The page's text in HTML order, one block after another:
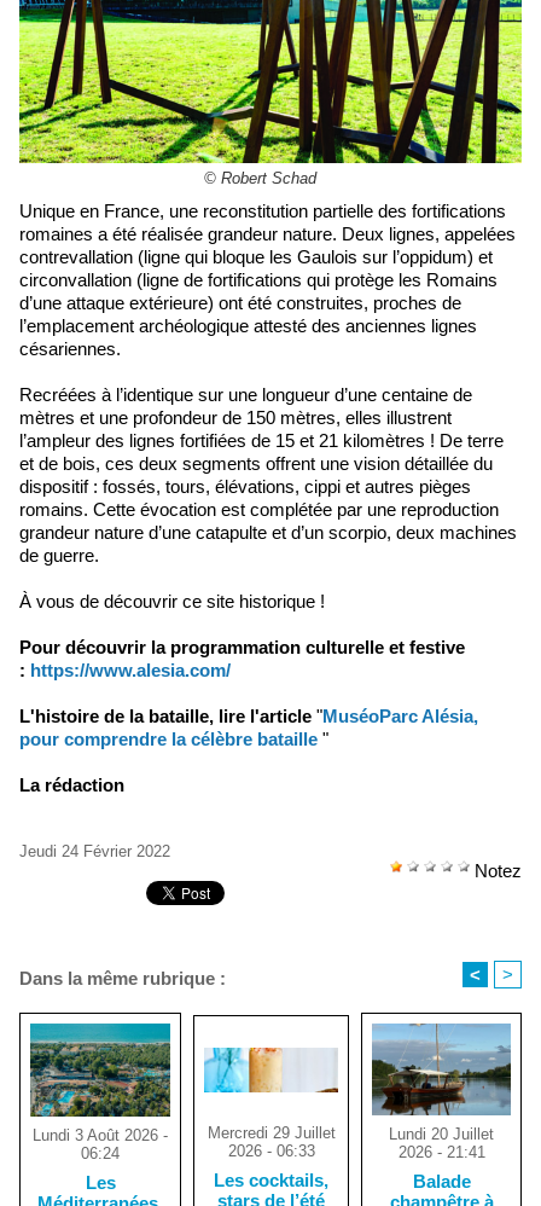
© Robert Schad
Unique en France, une reconstitution partielle des fortifications
romaines a été réalisée grandeur nature. Deux lignes, appelées
contrevallation (ligne qui bloque les Gaulois sur l’oppidum) et
circonvallation (ligne de fortifications qui protège les Romains
d’une attaque extérieure) ont été construites, proches de
l’emplacement archéologique attesté des anciennes lignes
césariennes.
Recréées à l’identique sur une longueur d’une centaine de
mètres et une profondeur de 150 mètres, elles illustrent
l’ampleur des lignes fortifiées de 15 et 21 kilomètres ! De terre
et de bois, ces deux segments offrent une vision détaillée du
dispositif : fossés, tours, élévations, cippi et autres pièges
romains. Cette évocation est complétée par une reproduction
grandeur nature d’une catapulte et d’un scorpio, deux machines
de guerre.
À vous de découvrir ce site historique !
Pour découvrir la programmation culturelle et festive
: https://www.alesia.com/
L'histoire de la bataille, lire l'article "MuséoParc Alésia,
pour comprendre la célèbre bataille "
La rédaction
Jeudi 24 Février 2022
Notez
Dans la même rubrique : < >
Lundi 3 Août 2026 -
06:24
Les
Mercredi 29 Juillet
2026 - 06:33
Les cocktails,
stars de l’été
Lundi 20 Juillet
2026 - 21:41
Balade
champêtre à